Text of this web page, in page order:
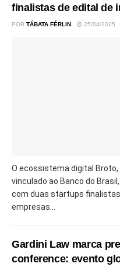
finalistas de edital de
POR TÁBATA FÉRLIN 25/04/2025
O ecossistema digital
vinculado ao Banco do
com duas startups finalistas
empresas...
Gardini Law marca
conference: evento